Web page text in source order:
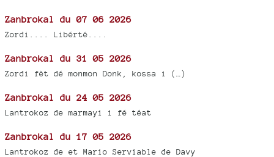
Zanbrokal du 07 06 2026
Zordi.... Libérté....
Zanbrokal du 31 05 2026
Zordi fèt dé monmon Donk, kossa i (…)
Zanbrokal du 24 05 2026
Lantrokoz de marmayi i fé téat
Zanbrokal du 17 05 2026
Lantrokoz de et Mario Serviable de Davy